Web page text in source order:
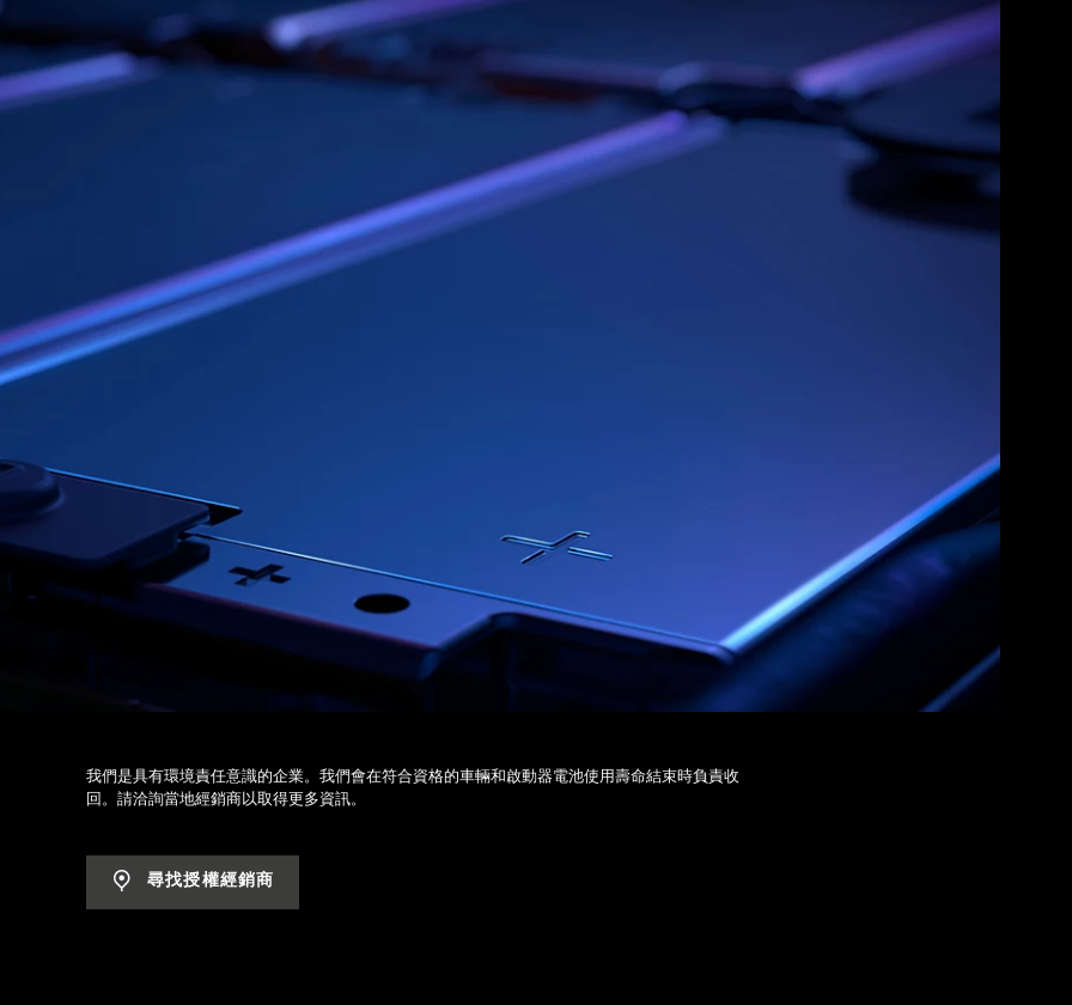
我們是具有環境責任意識的企業。我們會在符合資格的車輛和啟動器電池使用壽命結束時負責收
回。請洽詢當地經銷商以取得更多資訊。
尋找授權經銷商